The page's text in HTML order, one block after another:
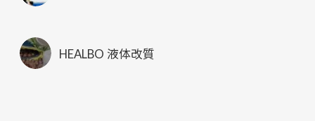
HEALBO 液体改質